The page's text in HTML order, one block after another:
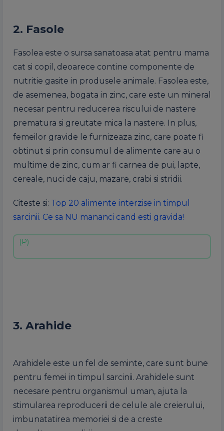
2. Fasole
Fasolea este o sursa sanatoasa atat pentru mama
cat si copil, deoarece contine componente de
nutritie gasite in produsele animale. Fasolea este,
de asemenea, bogata in zinc, care este un mineral
necesar pentru reducerea riscului de nastere
prematura si greutate mica la nastere. In plus,
femeilor gravide le furnizeaza zinc, care poate fi
obtinut si prin consumul de alimente care au o
multime de zinc, cum ar fi carnea de pui, lapte,
cereale, nuci de caju, mazare, crabi si stridii.
Citeste si: Top 20 alimente interzise in timpul
sarcinii. Ce sa NU mananci cand esti gravida!
3. Arahide
Arahidele este un fel de seminte, care sunt bune
pentru femei in timpul sarcinii. Arahidele sunt
necesare pentru organismul uman, ajuta la
stimularea reproducerii de celule ale creierului,
imbunatatirea memoriei si de a creste